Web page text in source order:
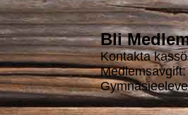
Bli
Kontakta